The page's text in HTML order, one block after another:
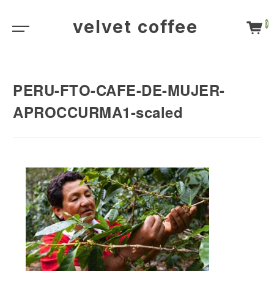
velvet coffee 0
PERU-FTO-CAFE-DE-MUJER-
APROCCURMA1-scaled